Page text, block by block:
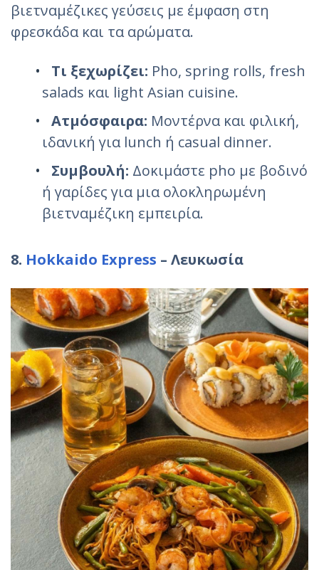
βιετναμέζικες γεύσεις με έμφαση στη
φρεσκάδα και τα αρώματα.
Τι ξεχωρίζει: Pho, spring rolls, fresh
salads και light Asian cuisine.
Ατμόσφαιρα: Μοντέρνα και φιλική,
ιδανική για lunch ή casual dinner.
Συμβουλή: Δοκιμάστε pho με βοδινό
ή γαρίδες για μια ολοκληρωμένη
βιετναμέζικη εμπειρία.
8. Hokkaido Express – Λευκωσία